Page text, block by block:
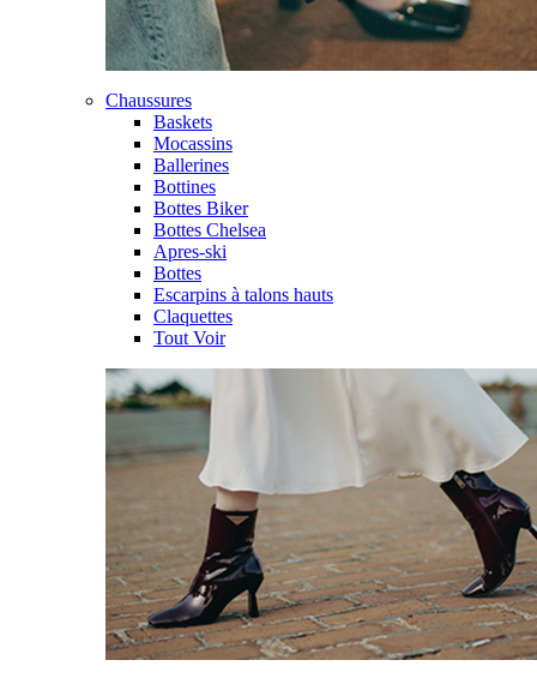
Chaussures
Baskets
Mocassins
Ballerines
Bottines
Bottes Biker
Bottes Chelsea
Apres-ski
Bottes
Escarpins à talons hauts
Claquettes
Tout Voir